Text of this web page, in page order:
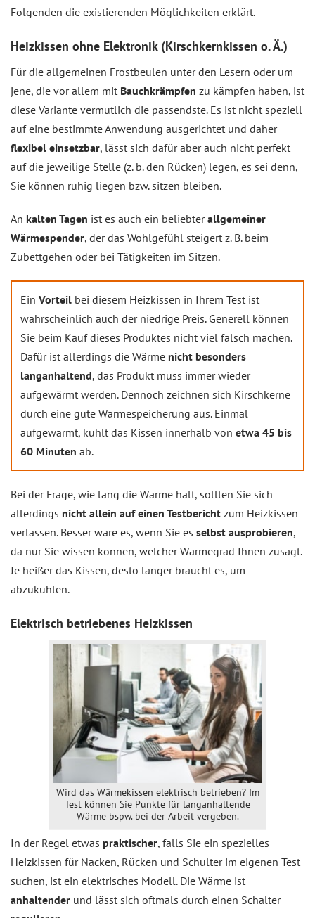
Folgenden die existierenden Möglichkeiten erklärt.
Heizkissen ohne Elektronik (Kirschkernkissen o. Ä.)
Für die allgemeinen Frostbeulen unter den Lesern oder um
jene, die vor allem mit Bauchkrämpfen zu kämpfen haben, ist
diese Variante vermutlich die passendste. Es ist nicht speziell
auf eine bestimmte Anwendung ausgerichtet und daher
flexibel einsetzbar, lässt sich dafür aber auch nicht perfekt
auf die jeweilige Stelle (z. b. den Rücken) legen, es sei denn,
Sie können ruhig liegen bzw. sitzen bleiben.
An kalten Tagen ist es auch ein beliebterallgemeiner
Wärmespender, der das Wohlgefühl steigert z. B. beim
Zubettgehen oder bei Tätigkeiten im Sitzen.
Ein Vorteil bei diesem Heizkissen in Ihrem Test ist
wahrscheinlich auch der niedrige Preis. Generell können
Sie beim Kauf dieses Produktes nicht viel falsch machen.
Dafür ist allerdings die Wärme nicht besonders
langanhaltend, das Produkt muss immer wieder
aufgewärmt werden. Dennoch zeichnen sich Kirschkerne
durch eine gute Wärmespeicherung aus. Einmal
aufgewärmt, kühlt das Kissen innerhalb von etwa 45 bis
60 Minuten ab.
Bei der Frage, wie lang die Wärme hält, sollten Sie sich
allerdings nicht allein auf einen Testbericht zum Heizkissen
verlassen. Besser wäre es, wenn Sie es selbst ausprobieren,
da nur Sie wissen können, welcher Wärmegrad Ihnen zusagt.
Je heißer das Kissen, desto länger braucht es, um
abzukühlen.
Elektrisch betriebenes Heizkissen
Wird das Wärmekissen elektrisch betrieben? Im
Test können Sie Punkte für langanhaltende
Wärme bspw. bei der Arbeit vergeben.
In der Regel etwas praktischer, falls Sie ein spezielles
Heizkissen für Nacken, Rücken und Schulter im eigenen Test
suchen, ist ein elektrisches Modell. Die Wärme ist
anhaltender und lässt sich oftmals durch einen Schalter